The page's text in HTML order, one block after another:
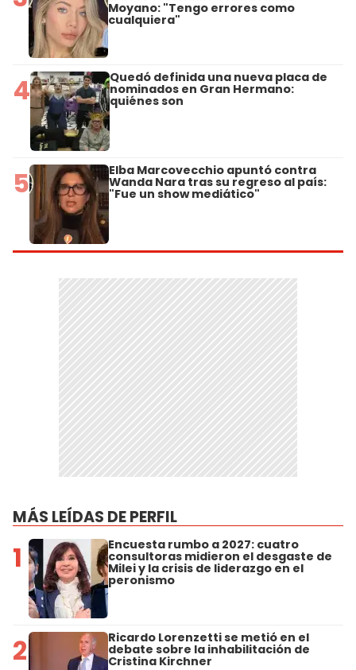
Moyano: "Tengo errores como
cualquiera"
4 Quedó definida una nueva placa de
nominados en Gran Hermano:
quiénes son
5 Elba Marcovecchio apuntó contra
Wanda Nara tras su regreso al país:
"Fue un show mediático"
MÁS LEÍDAS DE PERFIL
1 Encuesta rumbo a 2027: cuatro
consultoras midieron el desgaste de
Milei y la crisis de liderazgo en el
peronismo
2 Ricardo Lorenzetti se metió en el
debate sobre la inhabilitación de
Cristina Kirchner